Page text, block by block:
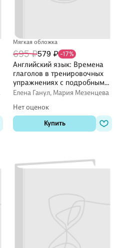
Мягкая обложка
695 ₽579 ₽ -17%
Английский язык: Времена
глаголов в тренировочных
упражнениях с подробными
объяснениями и
2-4 классы
Елена Ганул, Мария Мезенцева
Нет оценок
Купить